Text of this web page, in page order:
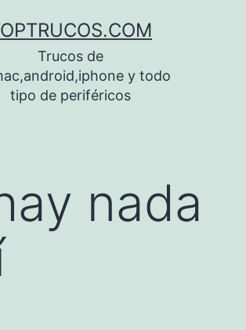
Trucos de
y todo
tipo de periféricos
nada